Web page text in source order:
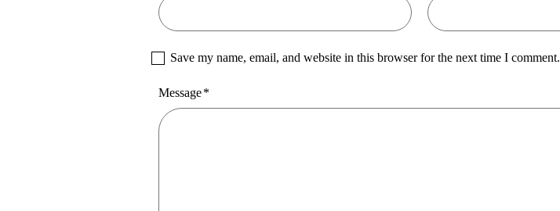
Save my name, email, and website in this browser for the next time I comment.
Message*